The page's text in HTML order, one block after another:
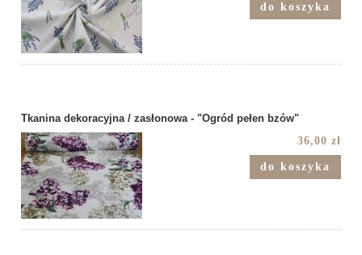
do koszyka
Tkanina dekoracyjna / zasłonowa - "Ogród pełen bzów"
36,00 zł
do koszyka